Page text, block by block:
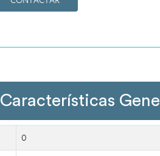
Características
0